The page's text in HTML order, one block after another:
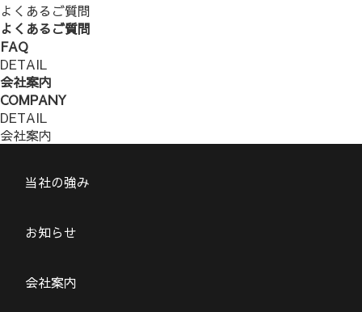
よくあるご質問
よくあるご質問
FAQ
DETAIL
会社案内
COMPANY
DETAIL
会社案内
当社の強み
お知らせ
会社案内